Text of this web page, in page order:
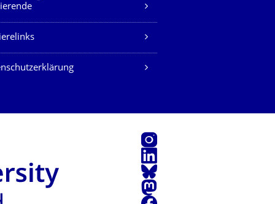
Instagram
LinkedIn
Bluesky
Mastodon
Facebook